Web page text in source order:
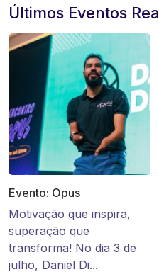
Últimos Eventos
Evento: Opus
Motivação que inspira,
superação que
transforma! No dia 3 de
julho, Daniel Di...